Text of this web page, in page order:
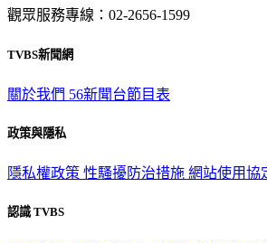
觀眾服務專線：02-2656-1599
TVBS新聞網
關於我們 56新聞台節目表
政策與隱私
隱私權政策 性騷擾防治措施 網站使用協
認識 TVBS